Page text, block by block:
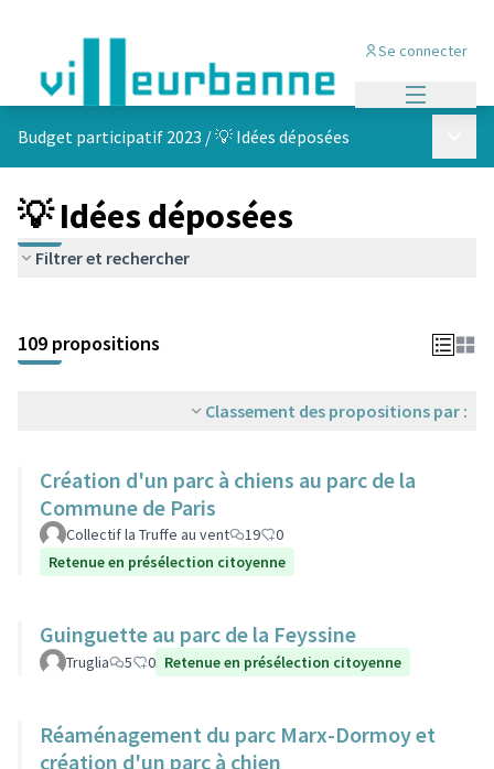
Se connecter
Budget participatif 2023 /💡 Idées déposées
💡 Idées déposées
Filtrer et rechercher
+
−
109 propositions
Classement des propositions par :
Création d'un parc à chiens au parc de la
Commune de Paris
Collectif la Truffe au vent 19
0
Retenue en présélection citoyenne
Guinguette au parc de la Feyssine
Truglia 5 0 Retenue en présélection citoyenne
Réaménagement du parc Marx-Dormoy et
création d'un parc à chien